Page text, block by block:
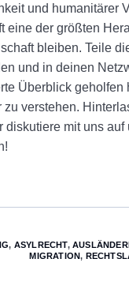
und humanitärer
eine der größten
bleiben. Teile
und in deinen
Überblick geholfen
zu verstehen.
diskutiere mit uns
, ASYLRECHT,
MIGRATION,